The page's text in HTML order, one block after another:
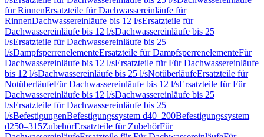
für RinnenErsatzteile für Dachwassereinläufe für
RinnenDachwassereinläufe bis 12 l/sErsatzteile für
Dachwassereinläufe bis 12 l/sDachwassereinläufe bis 25
l/sErsatzteile für Dachwassereinläufe bis 25
l/sDampfsperrenelementeErsatzteile für DampfsperrenelementeFür
Dachwassereinläufe bis 12 l/sErsatzteile für Für Dachwassereinläufe
bis 12 l/sDachwassereinläufe bis 25 l/sNotüberläufeErsatzteile für
NotüberläufeFür Dachwassereinläufe bis 12 l/sErsatzteile für Für
Dachwassereinläufe bis 12 l/sDachwassereinläufe bis 25
l/sErsatzteile für Dachwassereinläufe bis 25
l/sBefestigungenBefestigungssystem d40–200Befestigungssystem
d250–315ZubehörErsatzteile für ZubehörFür